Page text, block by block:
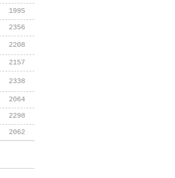
1995
2356
2208
2157
2338
2064
2298
2062